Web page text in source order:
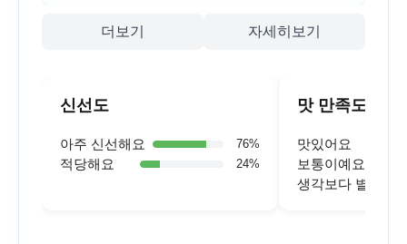
더보기 자세히보기
신선도
아주 신선해요 76%
적당해요 24%
맛 만족도
맛있어요
보통이예요
생각보다 별로예